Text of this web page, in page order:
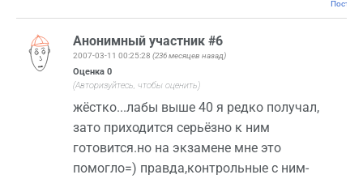
Анонимный участник #6
2007-03-11 00:25:28 (236 месяцев назад)
Оценка 0
(Авторизуйтесь, чтобы оценить)
жёстко...лабы выше 40 я редко получал,
зато приходится серьёзно к ним
готовится.но на экзамене мне это
помогло=) правда,контрольные с ним-